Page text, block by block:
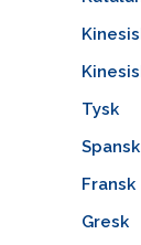
Tysk
Spansk
Fransk
Gresk